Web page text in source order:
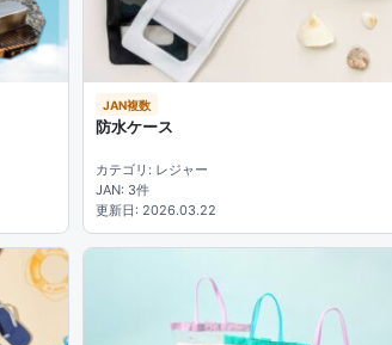
JAN複数
防水ケース
カテゴリ: レジャー
JAN: 3件
更新日: 2026.03.22